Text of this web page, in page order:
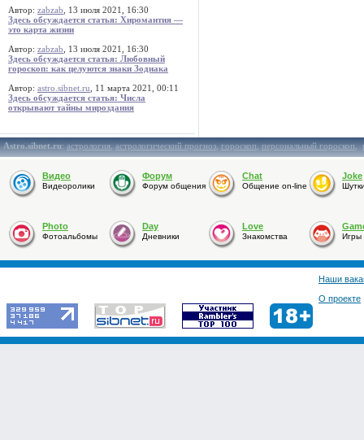
Автор: zabzab , 13 июля 2021, 16:30
Здесь обсуждается статья: Хиромантия —
это карта жизни
Автор: zabzab , 13 июля 2021, 16:30
Здесь обсуждается статья: Любовный
гороскоп: как целуются знаки Зодиака
Автор: astro.sibnet.ru , 11 марта 2021, 00:11
Здесь обсуждается статья: Числа
открывают тайны мироздания
Astro.sibnet.ru:астрология,астрологический прогноз,гороскоп,персональный гороскоп,
Видео
Видеоролики
Форум
Форум общения
Chat
Общение on-line
Joke
Photo
Фотоальбомы
Day
Дневники
Love
Знакомства Игры
Наши
О проекте